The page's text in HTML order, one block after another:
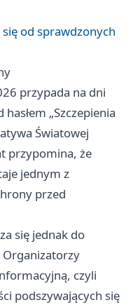
od sprawdzonych
przypada na dni
„Szczepienia
Światowej
przypomina, że
jednym z
przed
się jednak do
czyli
podszywających się